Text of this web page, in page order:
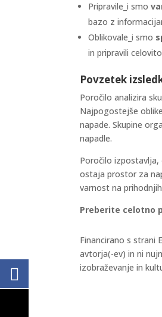
Pripravile_i smo
bazo z
Oblikovale_i smo
in pripravili
Povzetek
Poročilo analizira
Najpogostejše
napade. Skupine
napadle.
Poročilo izpostavlja,
ostaja prostor za
varnost na
Preberite celotno
Financirano s strani
avtorja(-ev) in ni
izobraževanje in